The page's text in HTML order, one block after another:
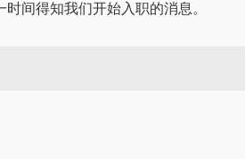
时间得知我们开始入职的消息。